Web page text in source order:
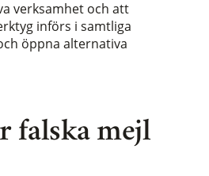
falska mejl
verksamhet och att
införs i samtliga
öppna alternativa